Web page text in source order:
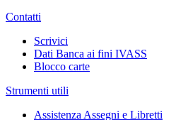
Contatti
Scrivici
Dati Banca ai fini IVASS
Blocco carte
Strumenti utili
Assistenza Assegni e Libretti